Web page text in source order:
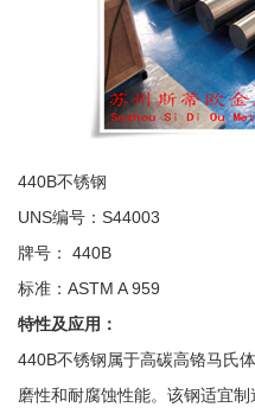
440B不锈钢
UNS编号： S44003
牌号： 440B
标准： ASTM A 959
特性及应用：
440B不锈钢属于高碳高铬马氏
磨性和耐腐蚀性能。该钢适宜